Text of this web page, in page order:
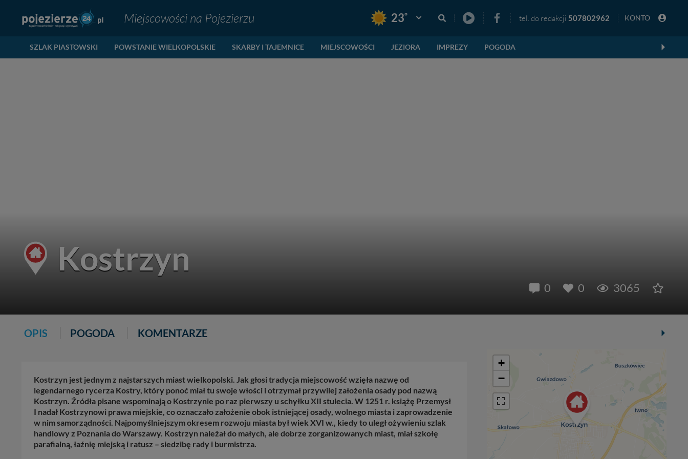
Miejscowości na Pojezierzu 23° Pogoda: Gniezno tel. do redakcji 507802962 KONTO
SZLAK PIASTOWSKI POWSTANIE WIELKOPOLSKIE SKARBY I TAJEMNICE MIEJSCOWOŚCI JEZIORA IMPREZY POGODA
Kostrzyn
0 0 3065
OPIS POGODA KOMENTARZE
Kostrzyn jest jednym z najstarszych miast wielkopolski. Jak głosi tradycja miejscowość wzięła nazwę od
legendarnego rycerza Kostry, który ponoć miał tu swoje włości i otrzymał przywilej założenia osady pod nazwą
Kostrzyn. Źródła pisane wspominają o Kostrzynie po raz pierwszy u schyłku XII stulecia. W 1251 r. książę Przemysł
I nadał Kostrzynowi prawa miejskie, co oznaczało założenie obok istniejącej osady, wolnego miasta i zaprowadzenie
w nim samorządności. Najpomyślniejszym okresem rozwoju miasta był wiek XVI w., kiedy to uległ ożywieniu szlak
handlowy z Poznania do Warszawy. Kostrzyn należał do małych, ale dobrze zorganizowanych miast, miał szkołę
parafialną, łaźnię miejską i ratusz – siedzibę rady i burmistrza.
+
−